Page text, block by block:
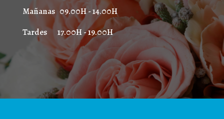
Mañanas 09.00H - 14.00H
Tardes 17.00H - 19.00H